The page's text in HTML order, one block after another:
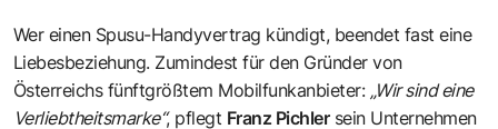
Wer einen Spusu-Handyvertrag kündigt, beendet fast eine
Liebesbeziehung. Zumindest für den Gründer von
Österreichs fünftgrößtem Mobilfunkanbieter: „Wir sind eine
Verliebtheitsmarke“, pflegt Franz Pichlersein Unternehmen